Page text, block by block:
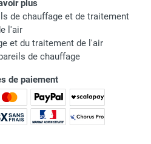
plus
de chauffage et de traitement
l'air
et du traitement de l'air
de chauffage
de paiement